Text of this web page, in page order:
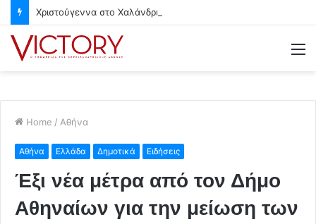
Home / Αθήνα
Αθήνα Ελλάδα Δημοτικά Ειδήσεις
Έξι νέα μέτρα από τον Δήμο
Αθηναίων για την μείωση των